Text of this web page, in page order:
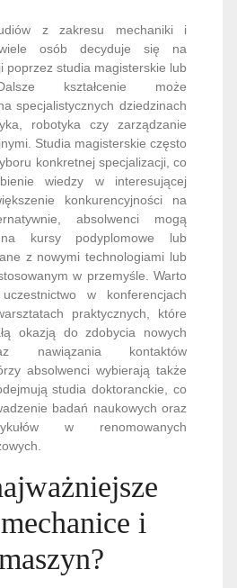
z zakresu mechaniki i
osób decyduje się na
poprzez studia magisterskie lub
kształcenie może
specjalistycznych dziedzinach
robotyka czy zarządzanie
Studia magisterskie często
konkretnej specjalizacji, co
wiedzy w interesującej
konkurencyjności na
absolwenci mogą
kursy podyplomowe lub
z nowymi technologiami lub
w przemyśle. Warto
w konferencjach
praktycznych, które
okazją do zdobycia nowych
nawiązania kontaktów
absolwenci wybierają także
studia doktoranckie, co
badań naukowych oraz
w renomowanych
i